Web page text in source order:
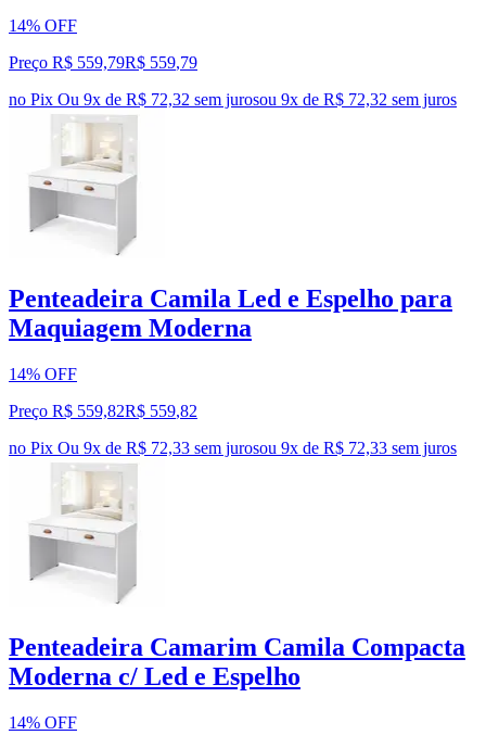
14% OFF
Preço R$ 559,79R$ 559,79
no Pix Ou 9x de R$ 72,32 sem jurosou 9x de R$ 72,32 sem juros
Penteadeira Camila Led e Espelho para
Maquiagem Moderna
14% OFF
Preço R$ 559,82R$ 559,82
no Pix Ou 9x de R$ 72,33 sem jurosou 9x de R$ 72,33 sem juros
Penteadeira Camarim Camila Compacta
Moderna c/ Led e Espelho
14% OFF